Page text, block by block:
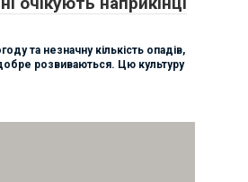
та незначну кількість опадів,
розвиваються. Цю культуру